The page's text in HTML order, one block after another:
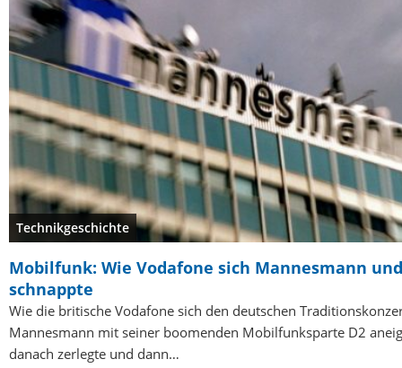
Technikgeschichte
Mobilfunk: Wie Vodafone sich Mannesmann
schnappte
Wie die britische Vodafone sich den deutschen
Mannesmann mit seiner boomenden Mobilfunksparte D2
danach zerlegte und dann…